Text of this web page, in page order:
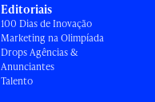
Editoriais
100 Dias de Inovação
Marketing na Olimpíada
Drops Agências &
Anunciantes
Talento